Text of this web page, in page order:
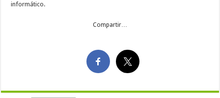
informático.
Compartir…